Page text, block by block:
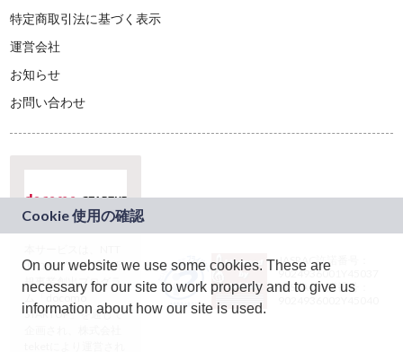
特定商取引法に基づく表示
運営会社
お知らせ
お問い合わせ
ドコモグループの新
規事業創出プログラ
ム「docomo
STARTUP」を通じて
JASRAC許諾番号：
9024936001Y45037
JASRAC許諾番号：
On our website we use some cookies. These are
necessary for our site to work properly and to give us
information about how our site is used.